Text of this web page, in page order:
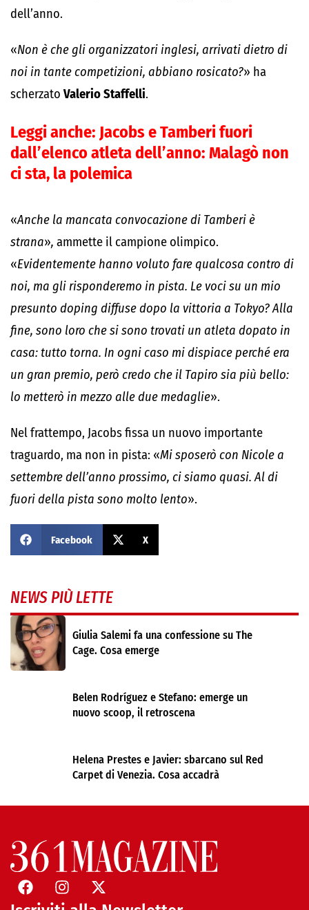
dell’anno.
«Non è che gli organizzatori inglesi, arrivati dietro di
noi in tante competizioni, abbiano rosicato?» ha
scherzato Valerio Staffelli.
Leggi anche: Jacobs e Tamberi fuori
dall’elenco atleta dell’anno: Malagò non
ci sta, la polemica
«Anche la mancata convocazione di Tamberi è
strana», ammette il campione olimpico.
«Evidentemente hanno voluto fare qualcosa contro di
noi, ma gli risponderemo in pista. Le voci su un mio
presunto doping diffuse dopo la vittoria a Tokyo? Alla
fine, sono loro che si sono trovati un atleta dopato in
casa: tutto torna. In ogni caso mi dispiace perché era
un gran premio, però credo che il Tapiro sia più bello:
lo metterò in mezzo alle due medaglie».
Nel frattempo, Jacobs fissa un nuovo importante
traguardo, ma non in pista: «Mi sposerò con Nicole a
settembre dell’anno prossimo, ci siamo quasi. Al di
fuori della pista sono molto lento».
Facebook X
NEWS PIÙ LETTE
Giulia Salemi fa una confessione su The
Cage. Cosa emerge
Belen Rodríguez e Stefano: emerge un
nuovo scoop, il retroscena
Helena Prestes e Javier: sbarcano sul Red
Carpet di Venezia. Cosa accadrà